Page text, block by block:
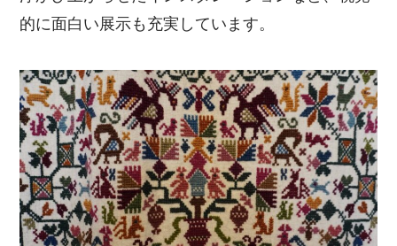
的に面白い展示も充実しています。